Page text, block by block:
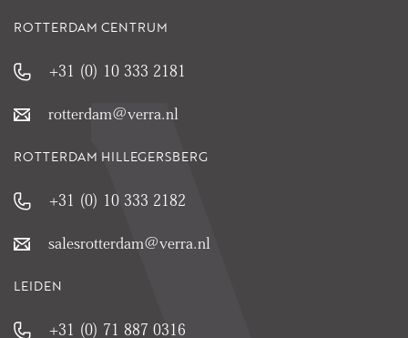
ROTTERDAM CENTRUM
+31 (0) 10 333 2181
rotterdam@verra.nl
ROTTERDAM HILLEGERSBERG
+31 (0) 10 333 2182
salesrotterdam@verra.nl
LEIDEN
+31 (0) 71 887 0316